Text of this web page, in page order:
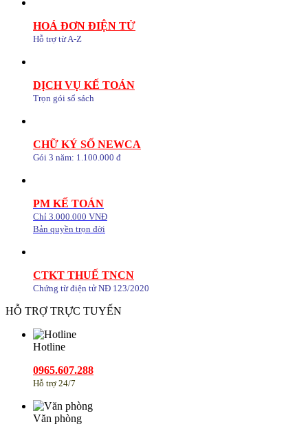
HOÁ ĐƠN ĐIỆN TỬ
Hỗ trợ từ A-Z
DỊCH VỤ KẾ TOÁN
Trọn gói sổ sách
CHỮ KÝ SỐ NEWCA
Gói 3 năm: 1.100.000 đ
PM KẾ TOÁN
Chỉ 3.000.000 VNĐ
Bản quyền trọn đời
CTKT THUẾ TNCN
Chứng từ điện tử NĐ 123/2020
HỖ TRỢ TRỰC TUYẾN
Hotline
0965.607.288
Hỗ trợ 24/7
Văn phòng